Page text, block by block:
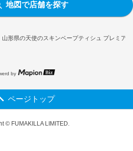
山形県の天使のスキンベープティシュ プレミア
地図で店舗を探す
by
ページトップ
© FUMAKILLA LIMITED.